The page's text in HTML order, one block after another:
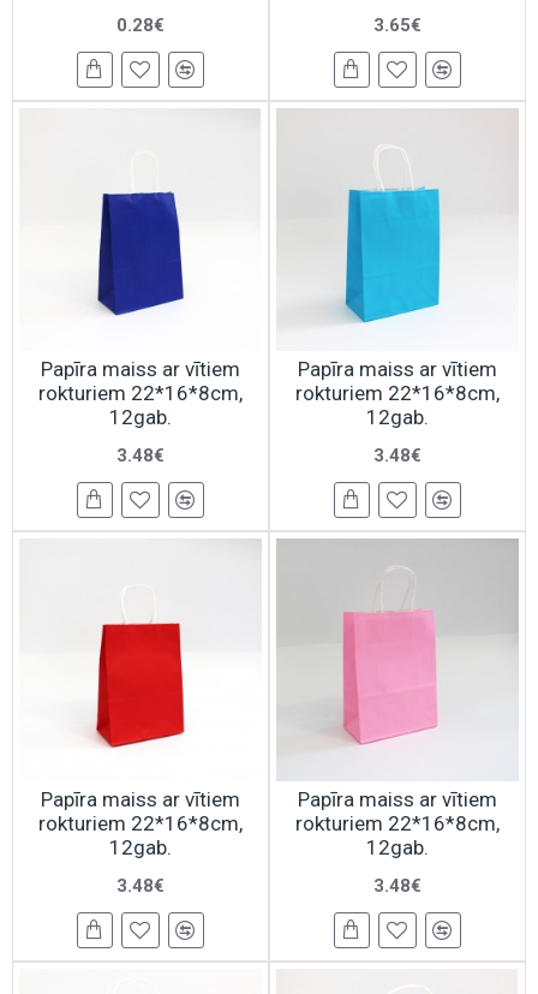
0.28€ 3.65€
Papīra maiss ar vītiem
rokturiem 22*16*8cm,
12gab.
3.48€
Papīra maiss ar vītiem
rokturiem 22*16*8cm,
12gab.
3.48€
Papīra maiss ar vītiem
rokturiem 22*16*8cm,
12gab.
3.48€
Papīra maiss ar vītiem
rokturiem 22*16*8cm,
12gab.
3.48€